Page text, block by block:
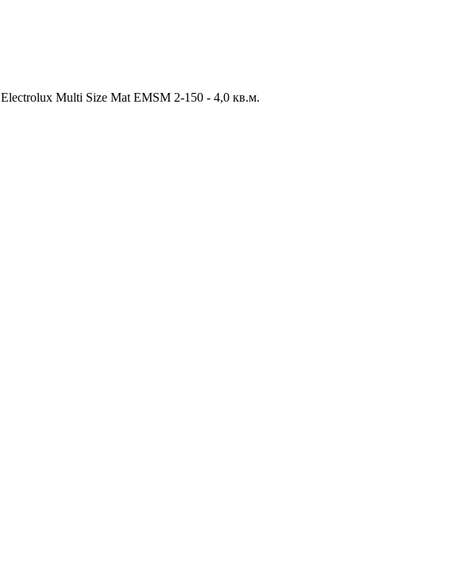
Electrolux Multi Size Mat EMSM 2-150 - 4,0 кв.м.